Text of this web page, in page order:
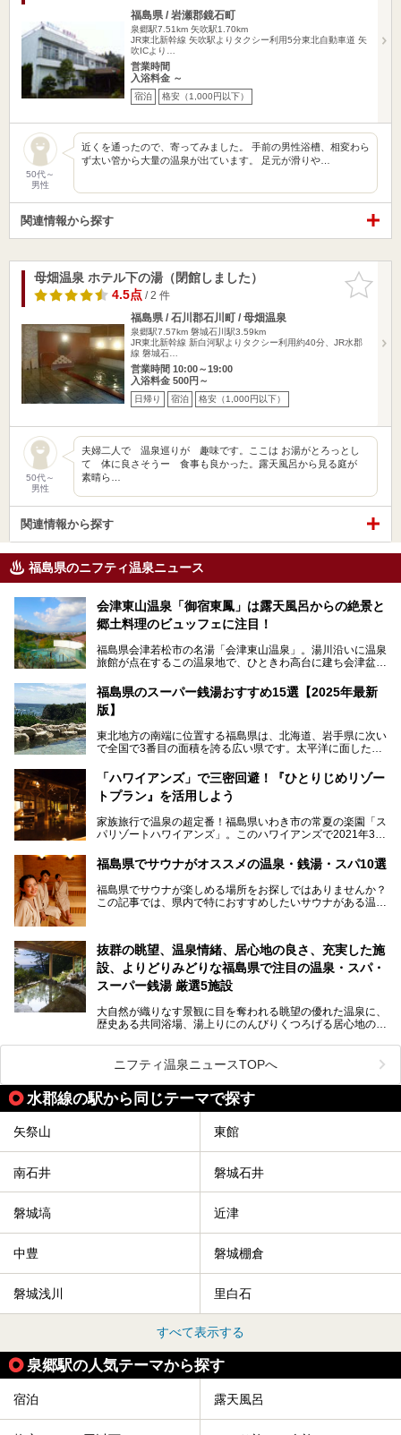
福島県 / 岩瀬郡鏡石町
泉郷駅7.51km 矢吹駅1.70km
JR東北新幹線 矢吹駅よりタクシー利用5分東北自動車道 矢
吹ICより…
営業時間
入浴料金 ～
宿泊 格安（1,000円以下）
50代～
男性
近くを通ったので、寄ってみました。 手前の男性浴槽、相変わら
ず太い管から大量の温泉が出ています。 足元が滑りや…
関連情報から探す
お気に入
りに追加
母畑温泉 ホテル下の湯（閉館しました）
4.5点/ 2 件
福島県 / 石川郡石川町 / 母畑温泉
泉郷駅7.57km 磐城石川駅3.59km
JR東北新幹線 新白河駅よりタクシー利用約40分、JR水郡
線 磐城石…
営業時間 10:00～19:00
入浴料金 500円～
日帰り 宿泊 格安（1,000円以下）
50代～
男性
夫婦二人で 温泉巡りが 趣味です。ここは お湯がとろっとし
て 体に良さそうー 食事も良かった。露天風呂から見る庭が
素晴ら…
関連情報から探す
福島県のニフティ温泉ニュース
会津東山温泉「御宿東鳳」は露天風呂からの絶景と
郷土料理のビュッフェに注目！
福島県会津若松市の名湯「会津東山温泉」。湯川沿いに温泉
旅館が点在するこの温泉地で、ひときわ高台に建ち会津盆地
ELS & RESORTSの「御宿東鳳」です。
大浴場は「宙の湯」「棚雲の湯」の2つ。いずれも素晴らし
の郷土料理など夕朝食の美味しさも評判。人気のこのお宿の
過ごし方を徹底紹介いたします。
───
提供元：オリックス・ホテルマネジメント株式会社【PR】
この記事は会津東山温泉 御宿東鳳のPR記事です。
福島県のスーパー銭湯おすすめ15選【2025年最新
版】
東北地方の南端に位置する福島県は、北海道、岩手県に次い
で全国で3番目の面積を誇る広い県です。太平洋に面した
る「中通り」、磐梯山や猪苗代湖、五色沼、尾瀬湿原などが
ある「会津地方」まで、変化に富んだ自然を楽しめるのが魅
力です。
も良好で、首都圏からの週末旅行先としても人気の福島県。
そんな福島県でチェックしておきたい、評判のスーパー銭湯
「ハワイアンズ」で三密回避！『ひとりじめリゾー
トプラン』を活用しよう
家族旅行で温泉の超定番！福島県いわき市の常夏の楽園「ス
パリゾートハワイアンズ」。このハワイアンズで2021年3月
く温泉編」をスタートしました。
子供と一緒に安心して温泉に行きたい、そんな方にお役立ち
のこのプランをはじめとして、ハワイアンズの「ひとりじめ
リゾートプラン」の魅力をご紹介します。
福島県でサウナがオススメの温泉・銭湯・スパ10選
福島県でサウナが楽しめる場所をお探しではありませんか？
この記事では、県内で特におすすめしたいサウナがある温泉
「最近疲れが溜まってる。リフレッシュできる場所ないか
な？」
そんな方は、ぜひサウナに足を運んでみてくださいね。
抜群の眺望、温泉情緒、居心地の良さ、充実した施
設、よりどりみどりな福島県で注目の温泉・スパ・
スーパー銭湯 厳選5施設
大自然が織りなす景観に目を奪われる眺望の優れた温泉に、
歴史ある共同浴場、湯上りにのんびりくつろげる居心地のい
スーパー銭湯など、多種多様な温浴施設が割拠する福島県。
今回は、そんな福島県にある温浴施設のなかから、筆者が
「一度訪ねてみたい」と気になっている魅力的な施設を5件
ピックアップして紹介します。
※2021/07/21時点の情報です。
ニフティ温泉ニュースTOPへ
水郡線の駅から同じテーマで探す
矢祭山 東館
南石井 磐城石井
磐城塙 近津
中豊 磐城棚倉
磐城浅川 里白石
すべて表示する
泉郷駅の人気テーマから探す
宿泊 露天風呂